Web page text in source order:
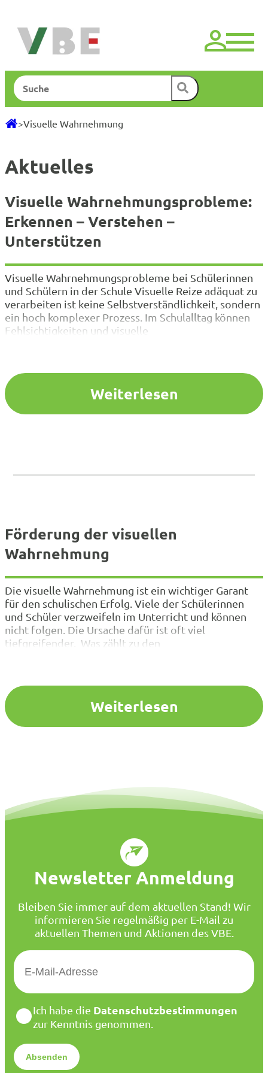
springen
Suchen
>Visuelle Wahrnehmung
Aktuelles
Visuelle Wahrnehmungsprobleme:
Erkennen – Verstehen –
Unterstützen
Visuelle Wahrnehmungsprobleme bei Schülerinnen
und Schülern in der Schule Visuelle Reize adäquat zu
verarbeiten ist keine Selbstverständlichkeit, sondern
ein hoch komplexer Prozess. Im Schulalltag können
Fehlsichtigkeiten und visuelle
und die Entwicklung des visuellen Systems, um auf
dieser…
Weiterlesen
Förderung der visuellen
Wahrnehmung
Die visuelle Wahrnehmung ist ein wichtiger Garant
für den schulischen Erfolg. Viele der Schülerinnen
und Schüler verzweifeln im Unterricht und können
nicht folgen. Die Ursache dafür ist oft viel
tiefgreifender. Was zählt zu den
Erfahrungsaustausch…
Weiterlesen
Newsletter Anmeldung
Bleiben Sie immer auf dem aktuellen Stand! Wir
informieren Sie regelmäßig per E-Mail zu
aktuellen Themen und Aktionen des VBE.
E
M
*
D
a
e
n
Ich habe die Datenschutzbestimmungen
zur Kenntnis genommen.